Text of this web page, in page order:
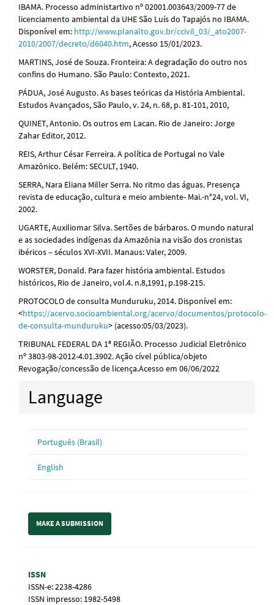
IBAMA. Processo administartivo nº 02001.003643/2009-77 de
licenciamento ambiental da UHE São Luís do Tapajós no IBAMA.
Disponível em: http://www.planalto.gov.br/ccivil_03/_ato2007-
2010/2007/decreto/d6040.htm, Acesso 15/01/2023.
MARTINS, José de Souza. Fronteira: A degradação do outro nos
confins do Humano. São Paulo: Contexto, 2021.
PÁDUA, José Augusto. As bases teóricas da História Ambiental.
Estudos Avançados, São Paulo, v. 24, n. 68, p. 81-101, 2010,
QUINET, Antonio. Os outros em Lacan. Rio de Janeiro: Jorge
Zahar Editor, 2012.
REIS, Arthur César Ferreira. A política de Portugal no Vale
Amazônico. Belém: SECULT, 1940.
SERRA, Nara Eliana Miller Serra. No ritmo das águas. Presença
revista de educação, cultura e meio ambiente- Mai.-n°24, vol. VI,
2002.
UGARTE, Auxiliomar Silva. Sertões de bárbaros. O mundo natural
e as sociedades indígenas da Amazônia na visão dos cronistas
ibéricos – séculos XVI-XVII. Manaus: Valer, 2009.
WORSTER, Donald. Para fazer história ambiental. Estudos
históricos, Rio de Janeiro, vol.4. n.8,1991, p.198-215.
PROTOCOLO de consulta Munduruku, 2014. Disponível em:
<https://acervo.socioambiental.org/acervo/documentos/protocolo-
de-consulta-munduruku> (acesso:05/03/2023).
TRIBUNAL FEDERAL DA 1ª REGIÃO. Processo Judicial Eletrônico
nº 3803-98-2012-4.01.3902. Ação cível pública/objeto
Revogação/concessão de licença.Acesso em 06/06/2022
Language
Português (Brasil)
English
Make
MAKE A SUBMISSION
Information
ISSN
ISSN-e: 2238-4286
ISSN impresso: 1982-5498